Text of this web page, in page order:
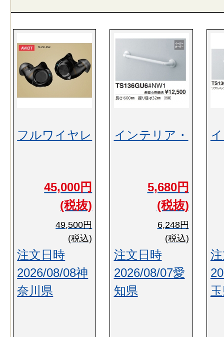
フルワイヤレ
45,000円
(税抜)
49,500円
(税込)
注文日時
2026/08/08神
奈川県
インテリア・
5,680円
(税抜)
6,248円
(税込)
注文日時
2026/08/07愛
知県